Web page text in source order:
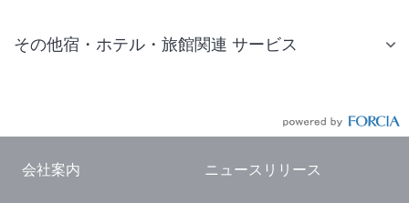
仙台 ホテル
東京ドーム ホテル
その他宿・ホテル・旅館関連 サービス
会社案内 ニュースリリース